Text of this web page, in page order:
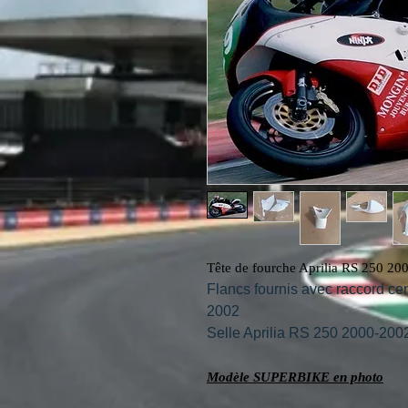
Tête de fourche Aprilia RS 250
Flancs fournis avec raccord
2002
Selle Aprilia RS 250 2000-
Modèle SUPERBIKE en photo